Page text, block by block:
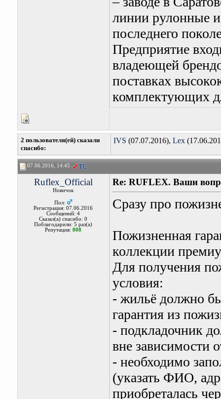
линии рулонные
последнего
Предприятие
владеющей
поставках
комплектующих
2 пользователя(ей) сказали
cпасибо:
IVS (07.07.2016), Lex
07.06.2016, 14:45
Ruflex_Official
Новичок
Пол:
Регистрация: 07.06.2016
Сообщений: 4
Сказал(а) спасибо: 0
Поблагодарили: 5 раз(а)
Репутация:808
Re: RUFLEX. Ваши
Сразу про
Пожизненная
коллекции
Для получения
условия:
- жильё должно
гарантия из
- подкладочник
вне зависимости
- необходимо
(указать ФИО,
приобреталась